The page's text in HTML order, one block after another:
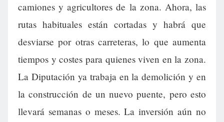
camiones y agricultores de la zona. Ahora, las
rutas habituales están cortadas y habrá que
desviarse por otras carreteras, lo que aumenta
tiempos y costes para quienes viven en la zona.
La Diputación ya trabaja en la demolición y en
la construcción de un nuevo puente, pero esto
llevará semanas o meses. La inversión aún no